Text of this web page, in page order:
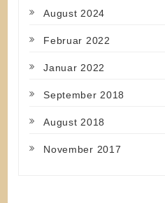
August 2024
Februar 2022
Januar 2022
September 2018
August 2018
November 2017